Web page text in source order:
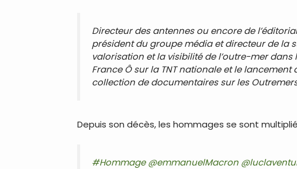
Directeur des antennes ou encore de
président du groupe média et directeur de la
valorisation et la visibilité de l’outre-mer dans
France Ô sur la TNT nationale et le lancement
collection de documentaires sur les
Depuis son décès, les hommages se sont
#Hommage @emmanuelMacron